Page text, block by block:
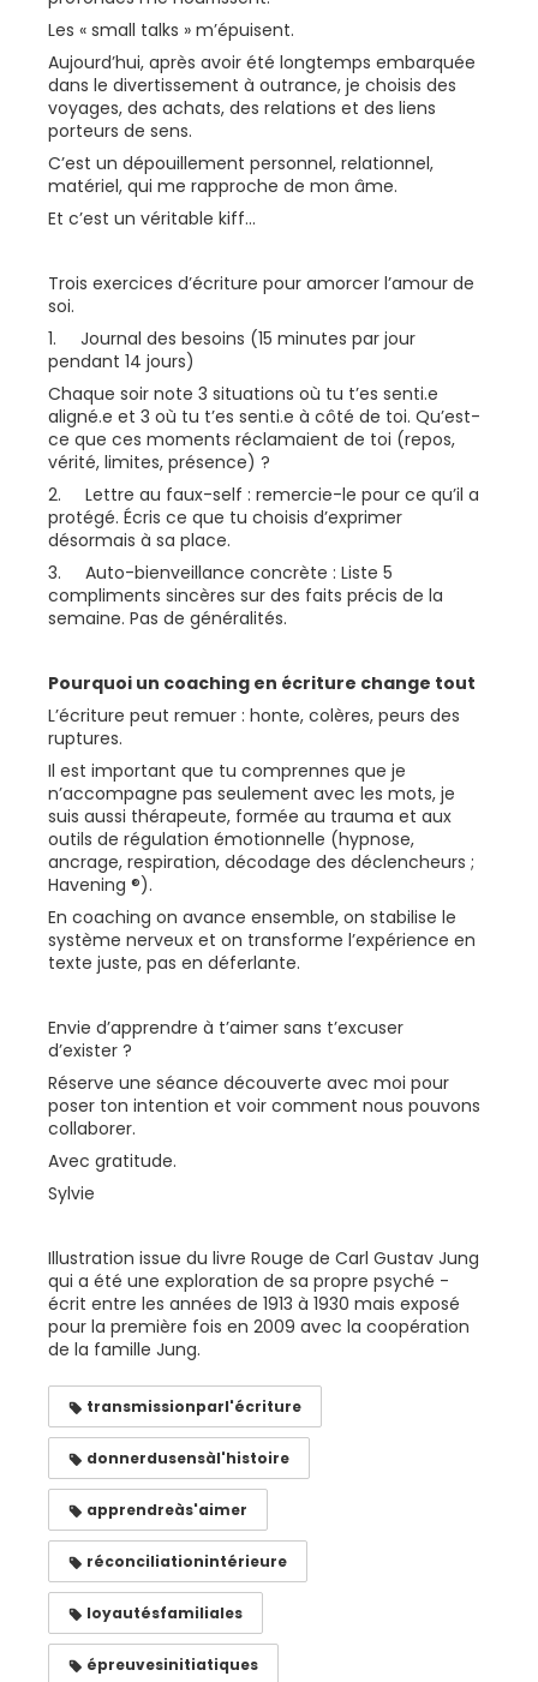
Les « small talks » m’épuisent.
Aujourd’hui, après avoir été longtemps embarquée
dans le divertissement à outrance, je choisis des
voyages, des achats, des relations et des liens
porteurs de sens.
C’est un dépouillement personnel, relationnel,
matériel, qui me rapproche de mon âme.
Et c’est un véritable kiff...
Trois exercices d’écriture pour amorcer l’amour de
soi.
1. Journal des besoins (15 minutes par jour
pendant 14 jours)
Chaque soir note 3 situations où tu t’es senti.e
aligné.e et 3 où tu t’es senti.e à côté de toi. Qu’est-
ce que ces moments réclamaient de toi (repos,
vérité, limites, présence) ?
2. Lettre au faux-self : remercie-le pour ce qu’il a
protégé. Écris ce que tu choisis d’exprimer
désormais à sa place.
3. Auto-bienveillance concrète : Liste 5
compliments sincères sur des faits précis de la
semaine. Pas de généralités.
Pourquoi un coaching en écriture change tout
L’écriture peut remuer : honte, colères, peurs des
ruptures.
Il est important que tu comprennes que je
n’accompagne pas seulement avec les mots, je
suis aussi thérapeute, formée au trauma et aux
outils de régulation émotionnelle (hypnose,
ancrage, respiration, décodage des déclencheurs ;
Havening ®).
En coaching on avance ensemble, on stabilise le
système nerveux et on transforme l’expérience en
texte juste, pas en déferlante.
Envie d’apprendre à t’aimer sans t’excuser
d’exister ?
Réserve une séance découverte avec moi pour
poser ton intention et voir comment nous pouvons
collaborer.
Avec gratitude.
Sylvie
Illustration issue du livre Rouge de Carl Gustav Jung
qui a été une exploration de sa propre psyché -
écrit entre les années de 1913 à 1930 mais exposé
pour la première fois en 2009 avec la coopération
de la famille Jung.
transmissionparl'écriture
donnerdusensàl'histoire
apprendreàs'aimer
réconciliationintérieure
loyautésfamiliales
épreuvesinitiatiques